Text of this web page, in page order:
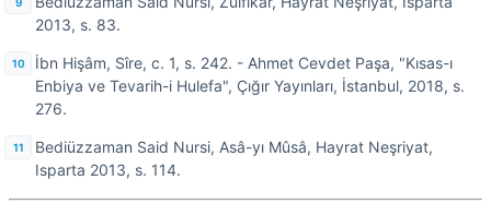
2013, s. 83.
İbn Hişâm, Sîre, c. 1, s. 242. - Ahmet Cevdet Paşa, "Kısas-ı
Enbiya ve Tevarih-i Hulefa", Çığır Yayınları, İstanbul, 2018, s.
276.
Bediüzzaman Said Nursi, Asâ-yı Mûsâ, Hayrat Neşriyat,
Isparta 2013, s. 114.